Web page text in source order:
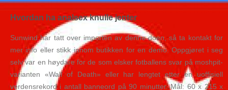
Hvordan ha analsex knulle jenter
Sunwind har tatt over importen av denne doen, så ta kontakt for
mer info eller stikk innom butikken for en demo. Oppgjøret i seg
selv var en høydare for de som elsker fotballens svar på moshpit-
varianten «Wall of Death» eller har lengtet etter en uoffisiell
verdensrekord i antall banneord på 90 minutter. Mål: 60 x 215 x